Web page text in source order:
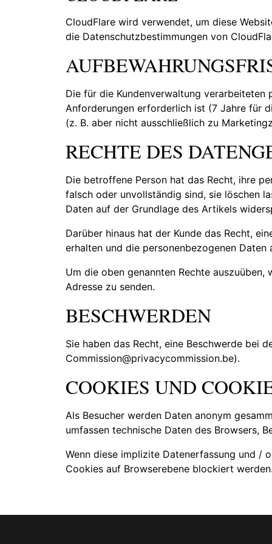
CloudFlare wird verwendet, um diese
die Datenschutzbestimmungen von
Die für die Kundenverwaltung
Anforderungen erforderlich ist (7 Jahre für
(z. B. aber nicht ausschließlich zu
RECHTE DES
Die betroffene Person hat das Recht, ihre
falsch oder unvollständig sind, sie löschen
Daten auf der Grundlage des Artikels
Darüber hinaus hat der Kunde das Recht,
erhalten und die personenbezogenen
Um die oben genannten Rechte
Adresse zu senden.
BESCHWERDEN
Sie haben das Recht, eine Beschwerde bei
Commission@privacycommission.be).
COOKIES UND
Als Besucher werden Daten anonym
umfassen technische Daten des Browsers,
Wenn diese implizite Datenerfassung und /
Cookies auf Browserebene blockiert